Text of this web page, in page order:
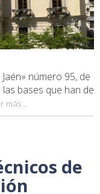
número 95, de
bases que han de
más...
de